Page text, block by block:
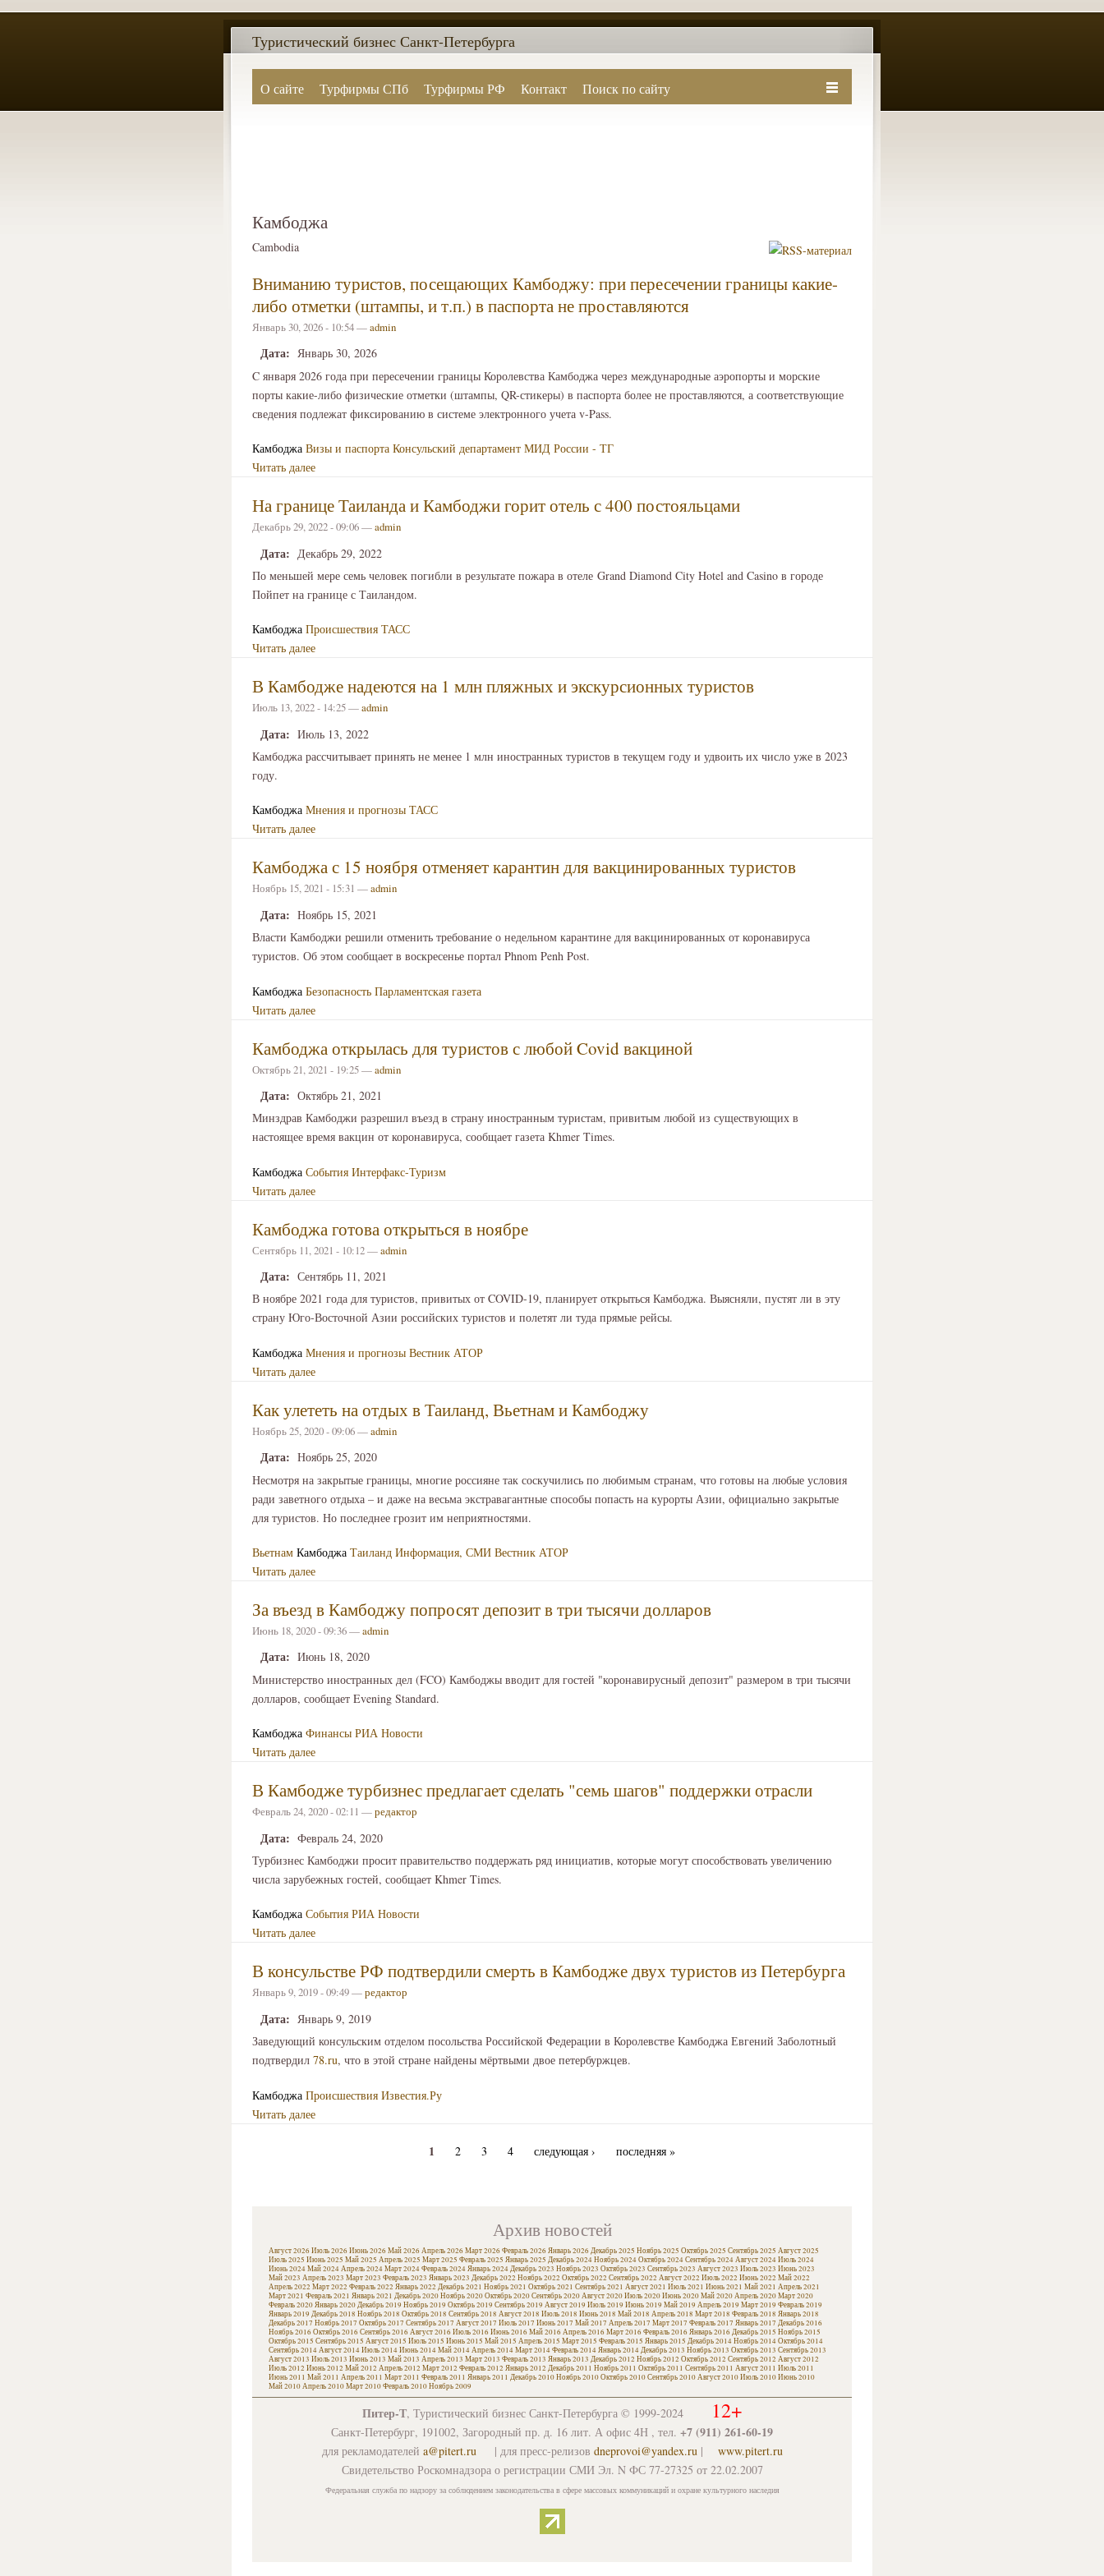
О сайте Турфирмы СПб Турфирмы РФ Контакт Поиск по сайту
Туристический бизнес Санкт-Петербурга
Камбоджа
Cambodia
Вниманию туристов, посещающих Камбоджу: при пересечении границы какие-
либо отметки (штампы, и т.п.) в паспорта не проставляются
Январь 30, 2026 - 10:54 —admin
Дата: Январь 30, 2026
C января 2026 года при пересечении границы Королевства Камбоджа через международные аэропорты и морские
порты какие-либо физические отметки (штампы, QR-стикеры) в паспорта более не проставляются, а соответствующие
сведения подлежат фиксированию в системе электронного учета v-Pass.
Камбоджа Визы и паспорта Консульский департамент МИД России - ТГ
Читать далее
На границе Таиланда и Камбоджи горит отель с 400 постояльцами
Декабрь 29, 2022 - 09:06 —admin
Дата: Декабрь 29, 2022
По меньшей мере семь человек погибли в результате пожара в отеле Grand Diamond City Hotel and Casino в городе
Пойпет на границе с Таиландом.
Камбоджа Происшествия ТАСС
Читать далее
В Камбодже надеются на 1 млн пляжных и экскурсионных туристов
Июль 13, 2022 - 14:25 —admin
Дата: Июль 13, 2022
Камбоджа рассчитывает принять не менее 1 млн иностранных туристов в текущем году и удвоить их число уже в 2023
году.
Камбоджа Мнения и прогнозы ТАСС
Читать далее
Камбоджа с 15 ноября отменяет карантин для вакцинированных туристов
Ноябрь 15, 2021 - 15:31 —admin
Дата: Ноябрь 15, 2021
Власти Камбоджи решили отменить требование о недельном карантине для вакцинированных от коронавируса
туристов. Об этом сообщает в воскресенье портал Phnom Penh Post.
Камбоджа Безопасность Парламентская газета
Читать далее
Камбоджа открылась для туристов с любой Covid вакциной
Октябрь 21, 2021 - 19:25 —admin
Дата: Октябрь 21, 2021
Минздрав Камбоджи разрешил въезд в страну иностранным туристам, привитым любой из существующих в
настоящее время вакцин от коронавируса, сообщает газета Khmer Times.
Камбоджа События Интерфакс-Туризм
Читать далее
Камбоджа готова открыться в ноябре
Сентябрь 11, 2021 - 10:12 —admin
Дата: Сентябрь 11, 2021
В ноябре 2021 года для туристов, привитых от COVID-19, планирует открыться Камбоджа. Выясняли, пустят ли в эту
страну Юго-Восточной Азии российских туристов и полетят ли туда прямые рейсы.
Камбоджа Мнения и прогнозы Вестник АТОР
Читать далее
Как улететь на отдых в Таиланд, Вьетнам и Камбоджу
Ноябрь 25, 2020 - 09:06 —admin
Дата: Ноябрь 25, 2020
Несмотря на закрытые границы, многие россияне так соскучились по любимым странам, что готовы на любые условия
ради заветного отдыха – и даже на весьма экстравагантные способы попасть на курорты Азии, официально закрытые
для туристов. Но последнее грозит им неприятностями.
Вьетнам Камбоджа Таиланд Информация, СМИ Вестник АТОР
Читать далее
За въезд в Камбоджу попросят депозит в три тысячи долларов
Июнь 18, 2020 - 09:36 —admin
Дата: Июнь 18, 2020
Министерство иностранных дел (FCO) Камбоджы вводит для гостей "коронавирусный депозит" размером в три тысячи
долларов, сообщает Evening Standard.
Камбоджа Финансы РИА Новости
Читать далее
В Камбодже турбизнес предлагает сделать "семь шагов" поддержки отрасли
Февраль 24, 2020 - 02:11 —редактор
Дата: Февраль 24, 2020
Турбизнес Камбоджи просит правительство поддержать ряд инициатив, которые могут способствовать увеличению
числа зарубежных гостей, сообщает Khmer Times.
Камбоджа События РИА Новости
Читать далее
В консульстве РФ подтвердили смерть в Камбодже двух туристов из Петербурга
Январь 9, 2019 - 09:49 —редактор
Дата: Январь 9, 2019
Заведующий консульским отделом посольства Российской Федерации в Королевстве Камбоджа Евгений Заболотный
подтвердил 78.ru, что в этой стране найдены мёртвыми двое петербуржцев.
Камбоджа Происшествия Известия.Ру
Читать далее
1 2 3 4 следующая › последняя »
Архив новостей
Август 2026 Июль 2026 Июнь 2026 Май 2026 Апрель 2026 Март 2026 Февраль 2026 Январь 2026 Декабрь 2025 Ноябрь 2025 Октябрь 2025 Сентябрь 2025 Август 2025
Июль 2025 Июнь 2025 Май 2025 Апрель 2025 Март 2025 Февраль 2025 Январь 2025 Декабрь 2024Ноябрь 2024Октябрь 2024Сентябрь 2024Август 2024Июль 2024
Июнь 2024Май 2024Апрель 2024Март 2024Февраль 2024Январь 2024Декабрь 2023 Ноябрь 2023 Октябрь 2023 Сентябрь 2023 Август 2023 Июль 2023 Июнь 2023
Май 2023 Апрель 2023 Март 2023 Февраль 2023 Январь 2023 Декабрь 2022 Ноябрь 2022 Октябрь 2022 Сентябрь 2022 Август 2022 Июль 2022 Июнь 2022 Май 2022
Апрель 2022 Март 2022 Февраль 2022 Январь 2022 Декабрь 2021 Ноябрь 2021 Октябрь 2021 Сентябрь 2021 Август 2021 Июль 2021 Июнь 2021 Май 2021 Апрель 2021
Март 2021 Февраль 2021 Январь 2021 Декабрь 2020Ноябрь 2020Октябрь 2020Сентябрь 2020Август 2020Июль 2020Июнь 2020Май 2020Апрель 2020Март 2020
Февраль 2020Январь 2020Декабрь 2019 Ноябрь 2019 Октябрь 2019 Сентябрь 2019 Август 2019 Июль 2019 Июнь 2019 Май 2019 Апрель 2019 Март 2019 Февраль 2019
Январь 2019 Декабрь 2018 Ноябрь 2018 Октябрь 2018 Сентябрь 2018 Август 2018 Июль 2018 Июнь 2018 Май 2018 Апрель 2018 Март 2018 Февраль 2018 Январь 2018
Декабрь 2017 Ноябрь 2017 Октябрь 2017 Сентябрь 2017 Август 2017 Июль 2017 Июнь 2017 Май 2017 Апрель 2017 Март 2017 Февраль 2017 Январь 2017 Декабрь 2016
Ноябрь 2016 Октябрь 2016 Сентябрь 2016 Август 2016 Июль 2016 Июнь 2016 Май 2016 Апрель 2016 Март 2016 Февраль 2016 Январь 2016 Декабрь 2015 Ноябрь 2015
Октябрь 2015 Сентябрь 2015 Август 2015 Июль 2015 Июнь 2015 Май 2015 Апрель 2015 Март 2015 Февраль 2015 Январь 2015 Декабрь 2014Ноябрь 2014Октябрь 2014
Сентябрь 2014Август 2014Июль 2014Июнь 2014Май 2014Апрель 2014Март 2014Февраль 2014Январь 2014Декабрь 2013 Ноябрь 2013 Октябрь 2013 Сентябрь 2013
Август 2013 Июль 2013 Июнь 2013 Май 2013 Апрель 2013 Март 2013 Февраль 2013 Январь 2013 Декабрь 2012 Ноябрь 2012 Октябрь 2012 Сентябрь 2012 Август 2012
Июль 2012 Июнь 2012 Май 2012 Апрель 2012 Март 2012 Февраль 2012 Январь 2012 Декабрь 2011 Ноябрь 2011 Октябрь 2011 Сентябрь 2011 Август 2011 Июль 2011
Июнь 2011 Май 2011 Апрель 2011 Март 2011 Февраль 2011 Январь 2011 Декабрь 2010Ноябрь 2010Октябрь 2010Сентябрь 2010Август 2010Июль 2010Июнь 2010
Май 2010Апрель 2010Март 2010Февраль 2010Ноябрь 2009
Питер-Т, Туристический бизнес Санкт-Петербурга © 1999-2024 12+
Санкт-Петербург, 191002, Загородный пр. д. 16 лит. А офис 4Н , тел. +7 (911) 261-60-19
для рекламодателей a@pitert.ru | для пресс-релизов dneprovoi@yandex.ru | www.pitert.ru
Свидетельство Роскомнадзора о регистрации СМИ Эл. N ФС 77-27325 от 22.02.2007
Федеральная служба по надзору за соблюдением законодательства в сфере массовых коммуникаций и охране культурного наследия